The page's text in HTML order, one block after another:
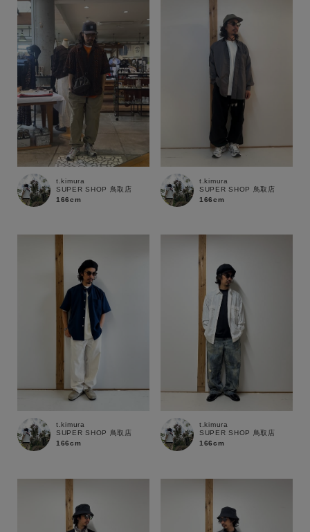
キーワード
性別
MENS
t.kimura
SUPER SHOP 鳥取店
166cm
t.kimura
SUPER SHOP 鳥取店
166cm
t.kimura
SUPER SHOP 鳥取店
166cm
t.kimura
SUPER SHOP 鳥取店
166cm